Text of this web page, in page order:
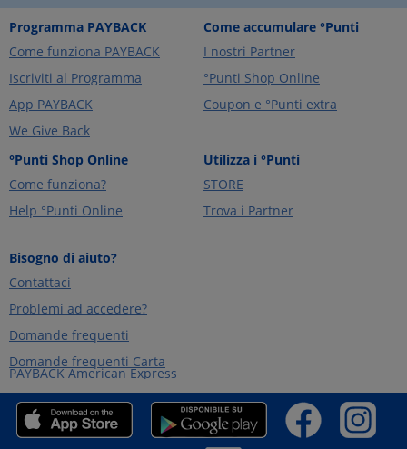
Programma PAYBACK
Come funziona PAYBACK
Iscriviti al Programma
App PAYBACK
We Give Back
Come accumulare °Punti
I nostri Partner
°Punti Shop Online
Coupon e °Punti extra
°Punti Shop Online
Come funziona?
Help °Punti Online
Utilizza i °Punti
STORE
Trova i Partner
Bisogno di aiuto?
Contattaci
Problemi ad accedere?
Domande frequenti
Domande frequenti Carta
PAYBACK American Express